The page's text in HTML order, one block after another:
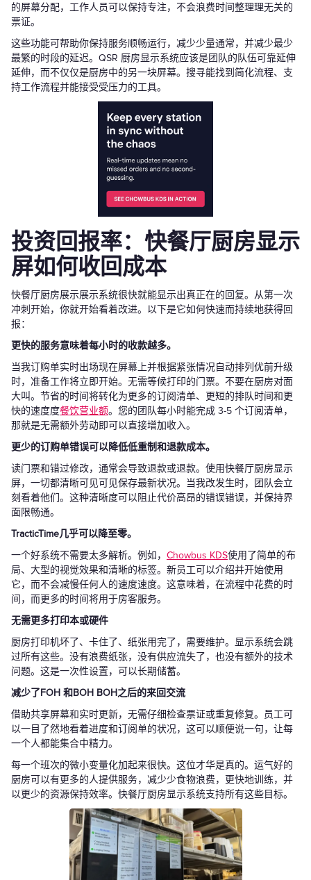
的屏幕分配，工作人员可以保持专注，不会浪费时间整理理无关的
票证。
这些功能可帮助你保持服务顺畅运行，减少少量通常，并减少最少
最繁的时段的延迟。QSR 厨房显示系统应该是团队的队伍可靠延伸
延伸，而不仅仅是厨房中的另一块屏幕。搜寻能找到简化流程、支
持工作流程并能接受受压力的工具。
投资回报率：快餐厅厨房显示
屏如何收回成本
快餐厅厨房展示展示系统很快就能显示出真正在的回复。从第一次
冲刺开始，你就开始看着改进。以下是它如何快速而持续地获得回
报：
更快的服务意味着每小时的收款越多。
当我订购单实时出场现在屏幕上并根据紧张情况自动排列优前升级
时，准备工作将立即开始。无需等候打印的门票。不要在厨房对面
大叫。节省的时间将转化为更多的订阅清单、更短的排队时间和更
快的速度度餐饮营业额。您的团队每小时能完成 3-5 个订阅清单，
那就是无需额外劳动即可以直接增加收入。
更少的订购单错误可以降低低重制和退款成本。
读门票和错过修改，通常会导致退款或退款。使用快餐厅厨房显示
屏，一切都清晰可见可见保存最新状况。当我改发生时，团队会立
刻看着他们。这种清晰度可以阻止代价高昂的错误错误，并保持界
面限畅通。
TracticTime几乎可以降至零。
一个好系统不需要太多解析。例如， Chowbus KDS使用了简单的布
局、大型的视觉效果和清晰的标签。新员工可以介绍并开始使用
它，而不会减慢任何人的速度速度。这意味着，在流程中花费的时
间，而更多的时间将用于房客服务。
无需更多打印本或硬件
厨房打印机坏了、卡住了、纸张用完了，需要维护。显示系统会跳
过所有这些。没有浪费纸张，没有供应流失了，也没有额外的技术
问题。这是一次性设置，可以长期储蓄。
减少了FOH 和BOH BOH之后的来回交流
借助共享屏幕和实时更新，无需仔细检查票证或重复修复。员工可
以一目了然地看着进度和订阅单的状况，这可以顺便说一句，让每
一个人都能集合中精力。
每一个班次的微小变量化加起来很快。这位才华是真的。运气好的
厨房可以有更多的人提供服务，减少少食物浪费，更快地训练，并
以更少的资源保持效率。快餐厅厨房显示系统支持所有这些目标。